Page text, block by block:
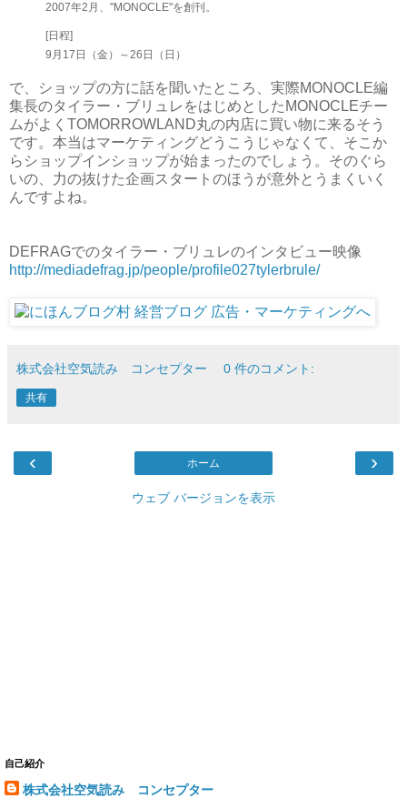
2007年2月、"MONOCLE"を創刊。
[日程]
9月17日（金）～26日（日）
で、ショップの方に話を聞いたところ、実際MONOCLE編
集長のタイラー・ブリュレをはじめとしたMONOCLEチー
ムがよくTOMORROWLAND丸の内店に買い物に来るそう
です。本当はマーケティングどうこうじゃなくて、そこか
らショップインショップが始まったのでしょう。そのぐら
いの、力の抜けた企画スタートのほうが意外とうまくいく
んですよね。
DEFRAGでのタイラー・ブリュレのインタビュー映像
http://mediadefrag.jp/people/profile027tylerbrule/
株式会社空気読み コンセプター 0 件のコメント:
共有
‹ ›
ホーム
ウェブ バージョンを表示
自己紹介
株式会社空気読み コンセプター